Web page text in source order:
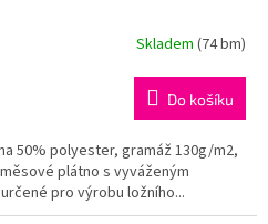
Skladem (74 bm)
Do košíku
50% polyester, gramáž 130g/m2,
plátno s vyváženým
pro výrobu ložního...